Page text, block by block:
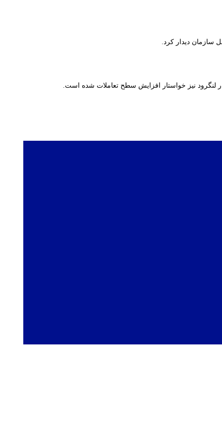
سازمان دیدار کرد.
نیز خواستار افزایش سطح تعاملات شده است.